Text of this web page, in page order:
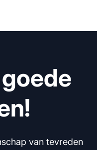
van tevreden